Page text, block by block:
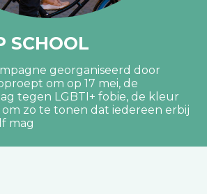
SCHOOL
georganiseerd door
om op 17 mei, de
tegen LGBTI+ fobie, de kleur
zo te tonen dat iedereen erbij
mag